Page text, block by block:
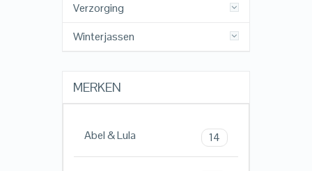
Verzorging
Winterjassen
MERKEN
Abel & Lula 14